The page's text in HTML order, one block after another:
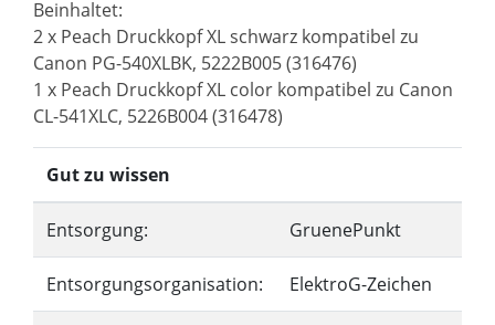
Beinhaltet:
2 x Peach Druckkopf XL schwarz kompatibel zu
Canon PG-540XLBK, 5222B005 (316476)
1 x Peach Druckkopf XL color kompatibel zu Canon
CL-541XLC, 5226B004 (316478)
Gut zu wissen
Entsorgung: GruenePunkt
Entsorgungsorganisation: ElektroG-Zeichen